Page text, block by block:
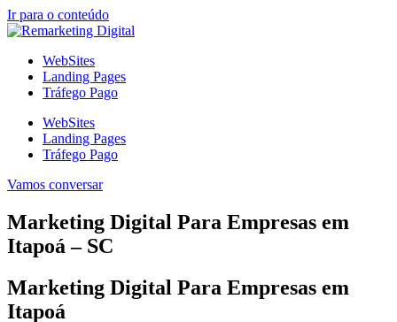
Ir para o conteúdo
WebSites
Landing Pages
Tráfego Pago
WebSites
Landing Pages
Tráfego Pago
Vamos conversar
Marketing Digital Para Empresas em
Itapoá – SC
Marketing Digital Para Empresas em
Itapoá